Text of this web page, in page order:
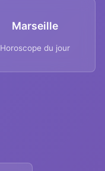
Marseille
Horoscope du jour